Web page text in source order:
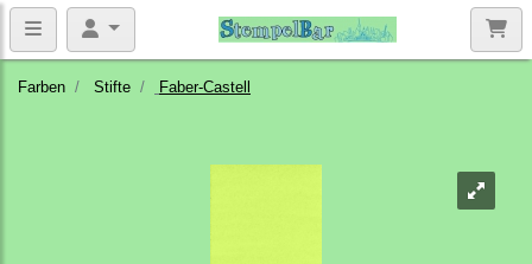
Farben Stifte Faber-Castell